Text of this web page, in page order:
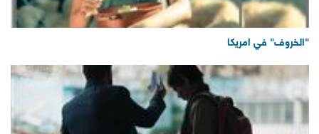
"الخروف" في امريكا